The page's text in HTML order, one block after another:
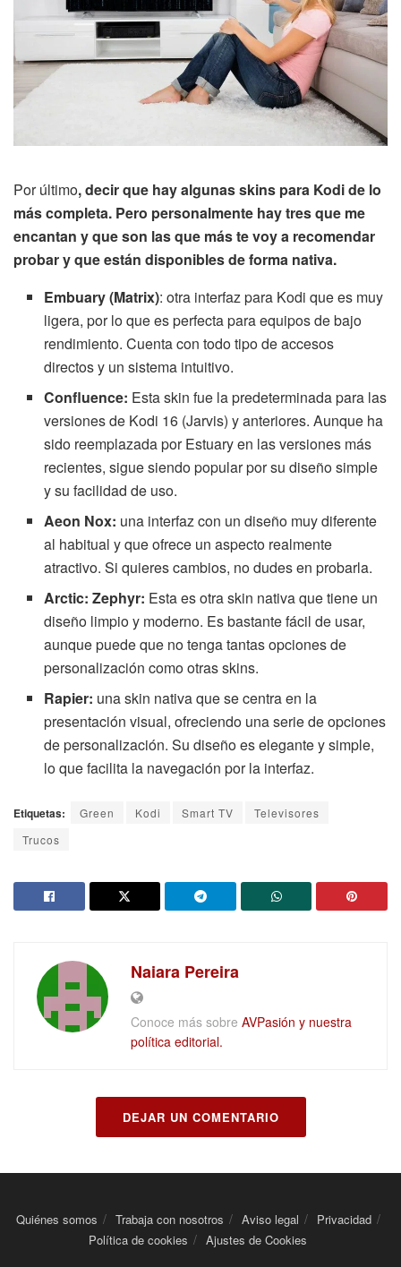
Por último, decir que hay algunas skins para Kodi de lo
más completa. Pero personalmente hay tres que me
encantan y que son las que más te voy a recomendar
probar y que están disponibles de forma nativa.
Embuary (Matrix): otra interfaz para Kodi que es muy
ligera, por lo que es perfecta para equipos de bajo
rendimiento. Cuenta con todo tipo de accesos
directos y un sistema intuitivo.
Confluence: Esta skin fue la predeterminada para las
versiones de Kodi 16 (Jarvis) y anteriores. Aunque ha
sido reemplazada por Estuary en las versiones más
recientes, sigue siendo popular por su diseño simple
y su facilidad de uso.
Aeon Nox: una interfaz con un diseño muy diferente
al habitual y que ofrece un aspecto realmente
atractivo. Si quieres cambios, no dudes en probarla.
Arctic: Zephyr: Esta es otra skin nativa que tiene un
diseño limpio y moderno. Es bastante fácil de usar,
aunque puede que no tenga tantas opciones de
personalización como otras skins.
Rapier: una skin nativa que se centra en la
presentación visual, ofreciendo una serie de opciones
de personalización. Su diseño es elegante y simple,
lo que facilita la navegación por la interfaz.
Etiquetas: Green Kodi Smart TV
Televisores
Trucos
Naiara Pereira
Conoce más sobre AVPasión y nuestra
política editorial.
DEJAR UN COMENTARIO
Quiénes somos Trabaja con nosotros Aviso legal
Privacidad
Política de cookies
Ajustes de Cookies